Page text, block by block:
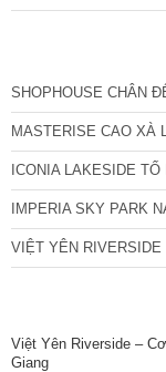
SHOPHOUSE CHÂN
MASTERISE CAO XÀ
ICONIA LAKESIDE
IMPERIA SKY PARK
VIỆT YÊN RIVERSIDE
Việt Yên Riverside –
Giang